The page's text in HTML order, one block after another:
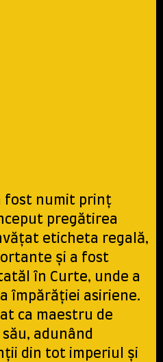
fost numit prinț
pregătirea
eticheta regală,
și a fost
în Curte, unde a
împărăției asiriene.
ca maestru de
adunând
din tot imperiul și